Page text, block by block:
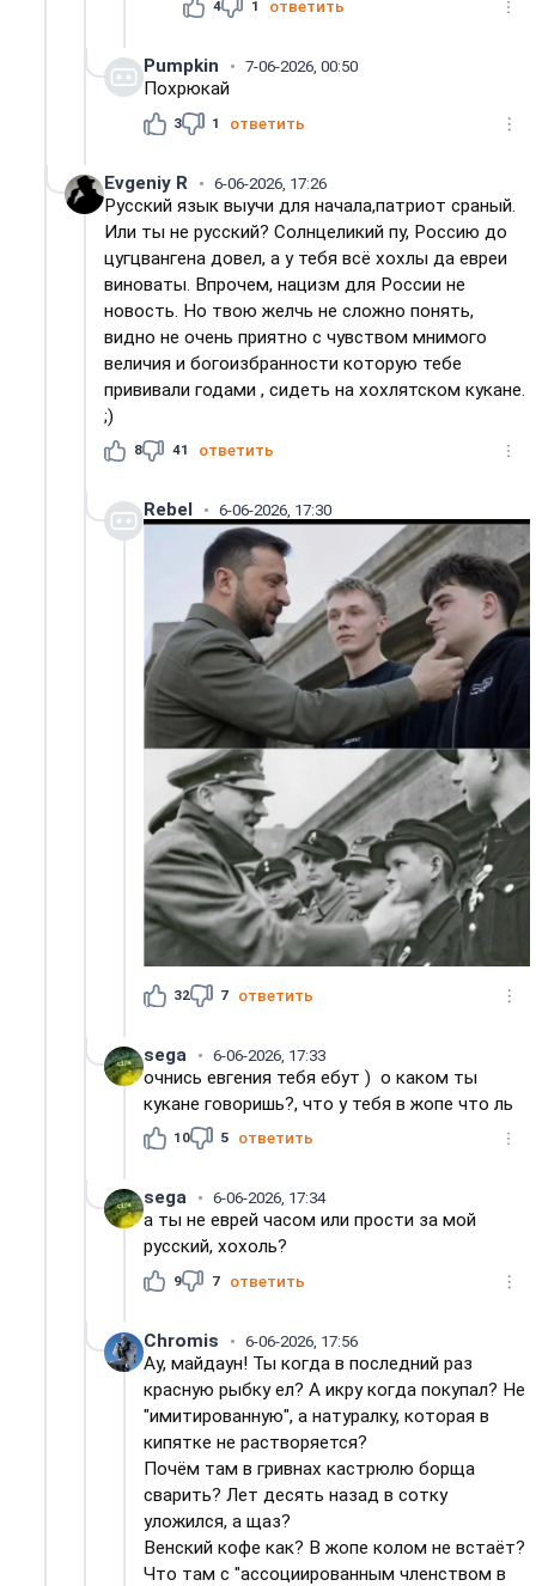
4 1 ответить
Pumpkin 7-06-2026, 00:50
Похрюкай
3 1 ответить
Evgeniy R 6-06-2026, 17:26
Русский язык выучи для начала,патриот сраный.
Или ты не русский? Солнцеликий пу, Россию до
цугцвангена довел, а у тебя всё хохлы да евреи
виноваты. Впрочем, нацизм для России не
новость. Но твою желчь не сложно понять,
видно не очень приятно с чувством мнимого
величия и богоизбранности которую тебе
прививали годами , сидеть на хохлятском кукане.
;)
8 41 ответить
Rebel 6-06-2026, 17:30
32 7 ответить
sega 6-06-2026, 17:33
очнись евгения тебя ебут ) о каком ты
кукане говоришь?, что у тебя в жопе что ль
10 5 ответить
sega 6-06-2026, 17:34
а ты не еврей часом или прости за мой
русский, хохоль?
9 7 ответить
Chromis 6-06-2026, 17:56
Ау, майдаун! Ты когда в последний раз
красную рыбку ел? А икру когда покупал? Не
"имитированную", а натуралку, которая в
кипятке не растворяется?
Почём там в гривнах кастрюлю борща
сварить? Лет десять назад в сотку
уложился, а щаз?
Венский кофе как? В жопе колом не встаёт?
Что там с "ассоциированным членством в